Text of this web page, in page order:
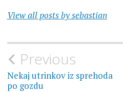
View all posts by sebastian
Navigacija
prispevka
Previous
Nekaj utrinkov iz sprehoda
po gozdu